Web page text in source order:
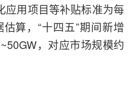
应用项目等补贴标准为每
算，“十四五”期间新增
，对应市场规模约